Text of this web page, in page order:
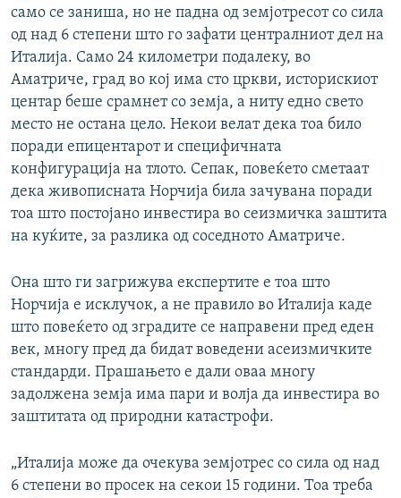
само се заниша, но не падна од земјотресот со сила
од над 6 степени што го зафати централниот дел на
Италија. Само 24 километри подалеку, во
Аматриче, град во кој има сто цркви, историскиот
центар беше срамнет со земја, а ниту едно свето
место не остана цело. Некои велат дека тоа било
поради епицентарот и специфичната
конфигурација на тлото. Сепак, повеќето сметаат
дека живописната Норчија била зачувана поради
тоа што постојано инвестира во сеизмичка заштита
на куќите, за разлика од соседното Аматриче.
Она што ги загрижува експертите е тоа што
Норчија е исклучок, а не правило во Италија каде
што повеќето од зградите се направени пред еден
век, многу пред да бидат воведени асеизмичките
стандарди. Прашањето е дали оваа многу
задолжена земја има пари и волја да инвестира во
заштитата од природни катастрофи.
„Италија може да очекува земјотрес со сила од над
6 степени во просек на секои 15 години. Тоа треба